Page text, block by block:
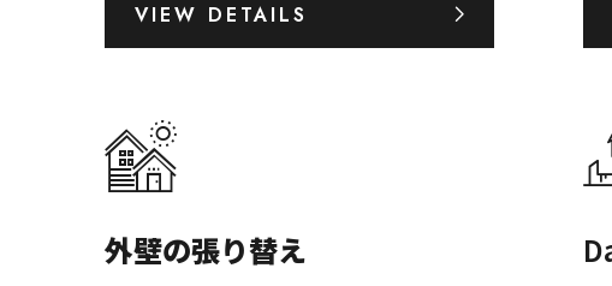
VIEW DETAILS
外壁の張り替え